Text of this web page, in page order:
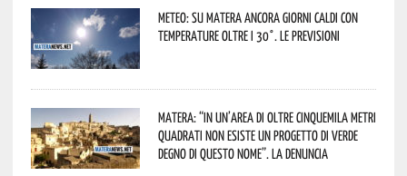
Meteo: su Matera ancora giorni caldi con
temperature oltre i 30°. Le previsioni
Matera: “In un’area di oltre cinquemila metri
quadrati non esiste un progetto di verde
degno di questo nome”. La denuncia